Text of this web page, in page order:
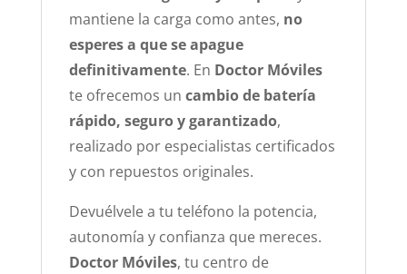
mantiene la carga como antes, no
esperes a que se apague
definitivamente. En Doctor Móviles
te ofrecemos un cambio de batería
rápido, seguro y garantizado,
realizado por especialistas certificados
y con repuestos originales.
Devuélvele a tu teléfono la potencia,
autonomía y confianza que mereces.
Doctor Móviles, tu centro de